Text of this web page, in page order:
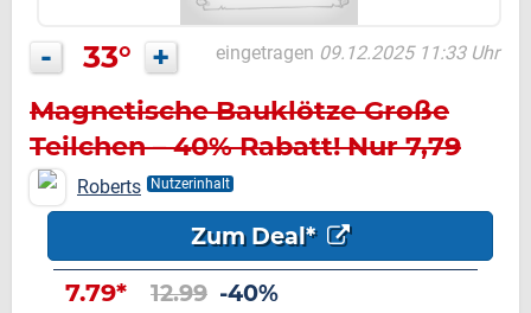
- 33° + eingetragen 09.12.2025 11:33 Uhr
Magnetische Bauklötze Große
Teilchen – 40% Rabatt! Nur 7,79
Euro!Roberts Nutzerinhalt
Zum Deal*
7.79* 12.99 -40%